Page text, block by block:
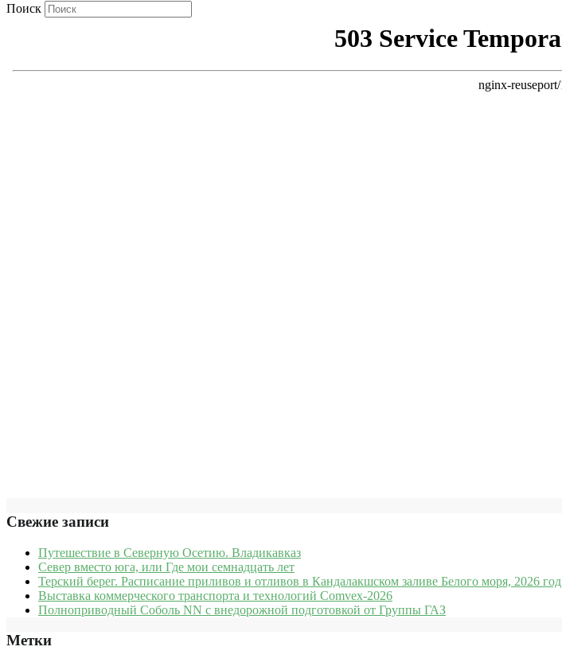
Поиск
Свежие записи
Путешествие в Северную Осетию. Владикавказ
Север вместо юга, или Где мои семнадцать лет
Терский берег. Расписание приливов и отливов в Кандалакшском заливе Белого моря, 2026 год
Выставка коммерческого транспорта и технологий Comvex-2026
Полноприводный Соболь NN с внедорожной подготовкой от Группы ГАЗ
Метки